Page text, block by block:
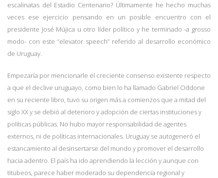
escalinatas del Estadio Centenario? Últimamente he hecho muchas
veces ese ejercicio pensando en un posible encuentro con el
presidente José Mújica u otro líder político y he terminado -a grosso
modo- con este “elevator speech” referido al desarrollo económico
de Uruguay.
Empezaría por mencionarle el creciente consenso existente respecto
a que el declive uruguayo, como bien lo ha llamado Gabriel Oddone
en su reciente libro, tuvo su origen más a comienzos que a mitad del
siglo XX y se debió al deterioro y adopción de ciertas instituciones y
políticas públicas. No hubo mayor responsabilidad de agentes
externos, ni de políticas internacionales. Uruguay se autogeneró el
estancamiento al desinsertarse del mundo y promover el desarrollo
hacia adentro. El país ha ido aprendiendo la lección y aunque con
titubeos, parece haber moderado su dependencia regional y